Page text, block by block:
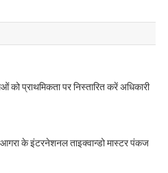
को प्राथमिकता पर निस्तारित करें अधिकारी
आगरा के इंटरनेशनल ताइक्वान्डो मास्टर पंकज